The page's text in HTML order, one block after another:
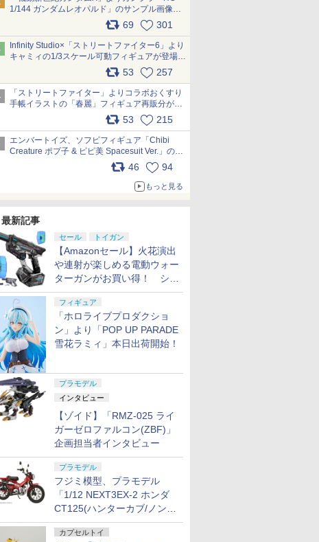
1/144 ガンダムレオパルド」のサンプル画像が
69 301
Infinity Studio×「ストリートファイター6」より
キャミィの1/3スケール可動フィギュアが登場
53 257
「ストリートファイター」よりコラボおくすり
手帳イラストの「春麗」フィギュア再販分が本
日出荷開始 pic.x.com/toUc1MHr41
53 215
エンバートイズ、ソフビフィギュア「Chibi
Creature ポプ子 & ピピ美 Spacesuit Ver.」の発
売中止を発表 pic.x.com/Ri45iFeYjn
46 94
もっと見る
最新記事
セール トイガン
【Amazonセール】火花演出
や連射が楽しめる電動ウォー
ターガンがお買い得！ シー
ルド付きセットや、2丁セッ
トが登場
フィギュア
「ホロライブプロダクショ
ン」より「POP UP PARADE
雪花ラミィ」本日出荷開始！
プラモデル
インタビュー
【ゾイド】「RMZ-025 ライ
ガーゼロファルコン(ZBF)」
企画担当者インタビュー
プラモデル
フジミ模型、プラモデル
「1/12 NEXT3EX-2 ホンダ
CT125(ハンターカブ/ノンカ
ラー) 特別仕様(オプションパ
ーツ付き)」本日出荷開始！
カプセルトイ